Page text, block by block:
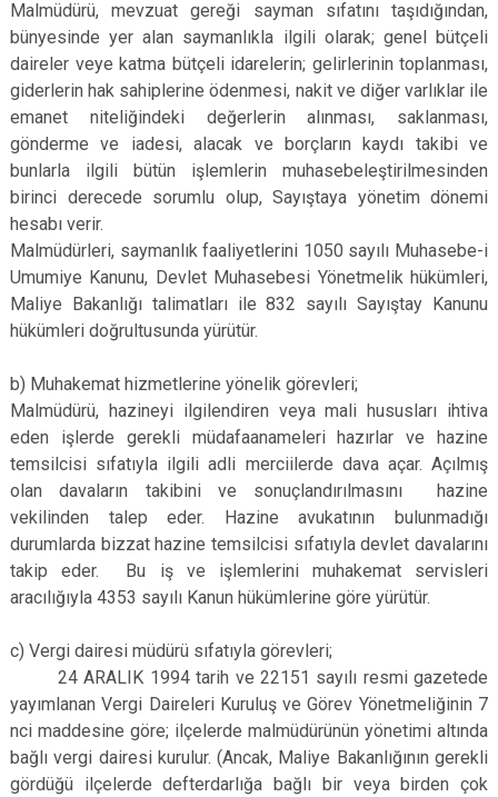
Malmüdürü, mevzuat gereği sayman sıfatını taşıdığından,
bünyesinde yer alan saymanlıkla ilgili olarak; genel bütçeli
daireler veye katma bütçeli idarelerin; gelirlerinin toplanması,
giderlerin hak sahiplerine ödenmesi, nakit ve diğer varlıklar ile
emanet niteliğindeki değerlerin alınması, saklanması,
gönderme ve iadesi, alacak ve borçların kaydı takibi ve
bunlarla ilgili bütün işlemlerin muhasebeleştirilmesinden
birinci derecede sorumlu olup, Sayıştaya yönetim dönemi
hesabı verir.
Malmüdürleri, saymanlık faaliyetlerini 1050 sayılı Muhasebe-i
Umumiye Kanunu, Devlet Muhasebesi Yönetmelik hükümleri,
Maliye Bakanlığı talimatları ile 832 sayılı Sayıştay Kanunu
hükümleri doğrultusunda yürütür.
b) Muhakemat hizmetlerine yönelik görevleri;
Malmüdürü, hazineyi ilgilendiren veya mali hususları ihtiva
eden işlerde gerekli müdafaanameleri hazırlar ve hazine
temsilcisi sıfatıyla ilgili adli merciilerde dava açar. Açılmış
olan davaların takibini ve sonuçlandırılmasını hazine
vekilinden talep eder. Hazine avukatının bulunmadığı
durumlarda bizzat hazine temsilcisi sıfatıyla devlet davalarını
takip eder. Bu iş ve işlemlerini muhakemat servisleri
aracılığıyla 4353 sayılı Kanun hükümlerine göre yürütür.
c) Vergi dairesi müdürü sıfatıyla görevleri;
24 ARALIK 1994 tarih ve 22151 sayılı resmi gazetede
yayımlanan Vergi Daireleri Kuruluş ve Görev Yönetmeliğinin 7
nci maddesine göre; ilçelerde malmüdürünün yönetimi altında
bağlı vergi dairesi kurulur. (Ancak, Maliye Bakanlığının gerekli
gördüğü ilçelerde defterdarlığa bağlı bir veya birden çok